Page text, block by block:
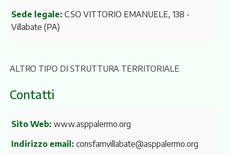
Sede legale: C.SO VITTORIO EMANUELE, 138 -
Villabate (PA)
ALTRO TIPO DI STRUTTURA TERRITORIALE
Contatti
Sito Web: www.asppalermo.org
Indirizzo email: consfamvillabate@asppalermo.org